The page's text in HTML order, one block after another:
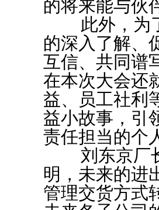
的将来能与伙
此外，为了
的深入了解、
互信、共同谱
在本次大会还
益、员工社利
益小故事，引
责任担当的个
刘东京厂长
明，未来的进
管理交货方式